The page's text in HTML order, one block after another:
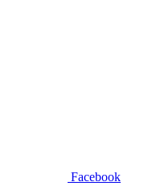
Facebook